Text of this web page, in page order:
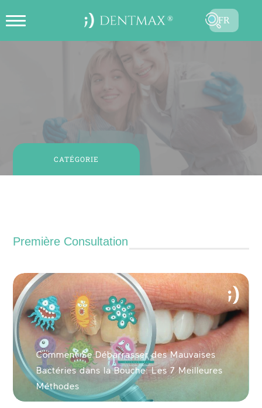
CATÉGORIE
FR
TR
Voir votre nouveau sourire en 60 secondes!
Première Consultation
Comment Se Débarrasser des Mauvaises
Bactéries dans la Bouche: Les 7 Meilleures
Méthodes